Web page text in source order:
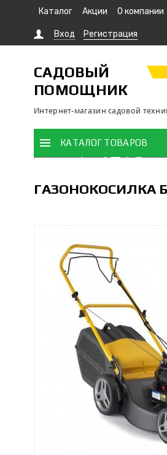
Каталог Акции О компании
Вход Регистрация
САДОВЫЙ
ПОМОЩНИК
Интернет-магазин садовой
КАТАЛОГ ТОВАРОВ
Продажа
ГАЗОНОКОСИЛКА